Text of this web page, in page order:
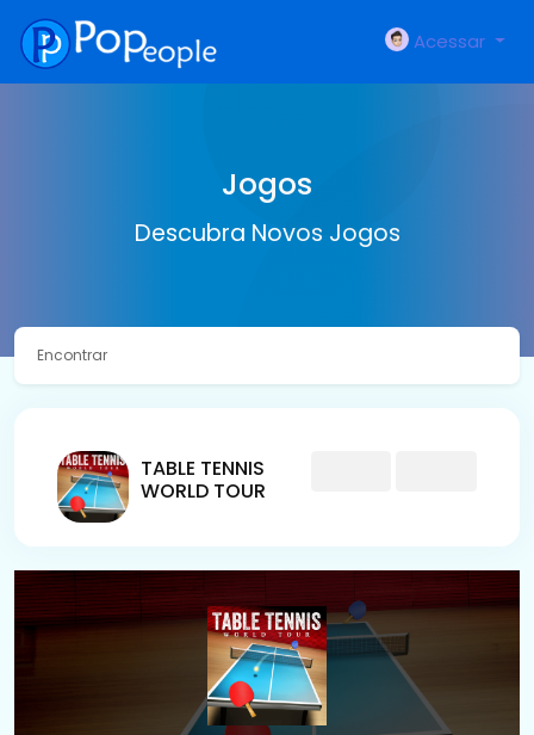
Acessar
Jogos
Descubra Novos Jogos
Encontrar
TABLE TENNIS
WORLD TOUR